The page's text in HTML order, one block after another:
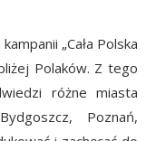
„Cała Polska
Polaków. Z tego
różne miasta
Poznań,